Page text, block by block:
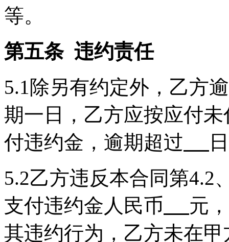
等。
第五条 违约责任
5.1除另有约定外，乙方
期一日，乙方应按应付
付违约金，逾期超过
5.2乙方违反本合同第4.2
支付违约金人民币
元
其违约行为，乙方未在